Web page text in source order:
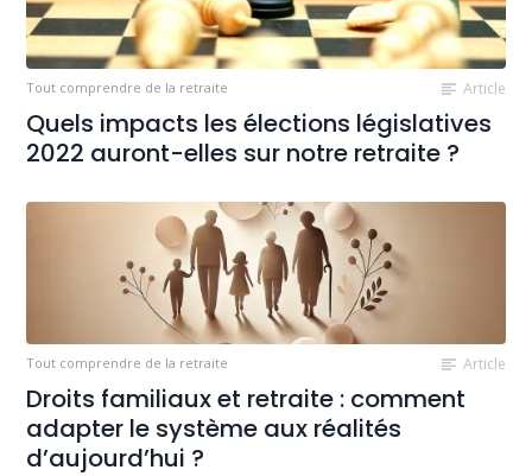
Tout comprendre de la retraite Article
Quels impacts les élections législatives
2022 auront-elles sur notre retraite ?
Tout comprendre de la retraite Article
Droits familiaux et retraite : comment
adapter le système aux réalités
d’aujourd’hui ?